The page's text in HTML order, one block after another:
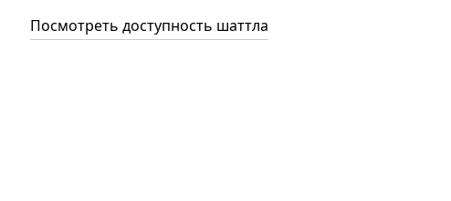
Посмотреть доступность шаттла